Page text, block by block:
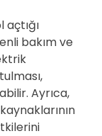
açtığı
bakım ve
Ayrıca,